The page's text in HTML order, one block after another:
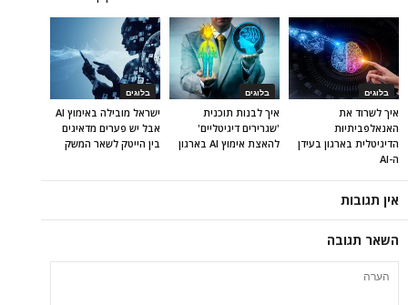
בלוגים
ישראל מובילה באימוץ AI
אבל יש פערים מדאיגים
בין הייטק לשאר המשק
בלוגים
איך לבנות תוכנית
'שגרירים דיגיטליים'
להאצת אימוץ AI בארגון
בלוגים
איך לשרוד את
האנאלפביתיוּת
הדיגיטלית בארגון בעידן
ה-AI
אין תגובות
השאר תגובה